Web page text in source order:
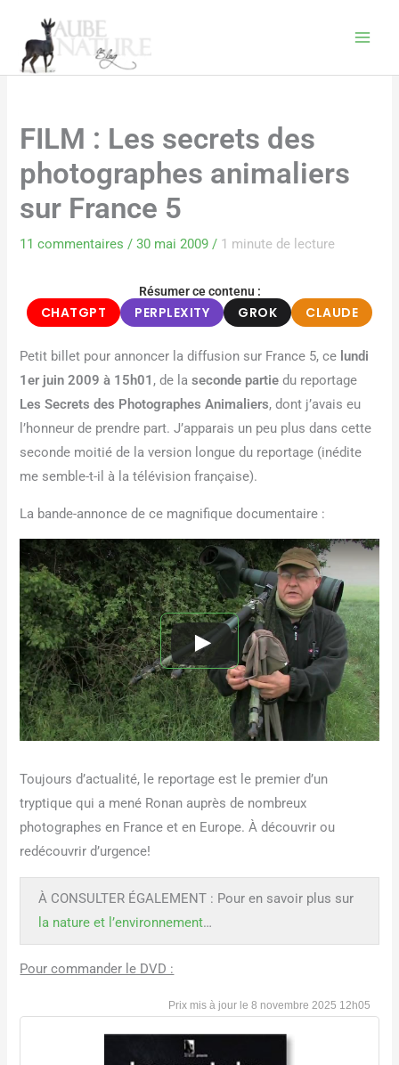
contenu
FILM : Les secrets des
photographes animaliers
sur France 5
11 commentaires /30 mai 2009/ 1 minute de lecture
Résumer ce contenu :
CHATGPT PERPLEXITY GROK CLAUDE
Petit billet pour annoncer la diffusion sur France 5, ce lundi
1er juin 2009 à 15h01 , de laseconde partie du reportage
Les Secrets des Photographes Animaliers, dont j’avais eu
l’honneur de prendre part. J’apparais un peu plus dans cette
seconde moitié de la version longue du reportage (inédite
me semble-t-il à la télévision française).
La bande-annonce de ce magnifique documentaire :
Toujours d’actualité, le reportage est le premier d’un
tryptique qui a mené Ronan auprès de nombreux
photographes en France et en Europe. À découvrir ou
redécouvrir d’urgence!
À CONSULTER ÉGALEMENT : Pour en savoir plus sur
la nature et l’environnement…
Pour commander le DVD :
8 novembre 2025 12h05